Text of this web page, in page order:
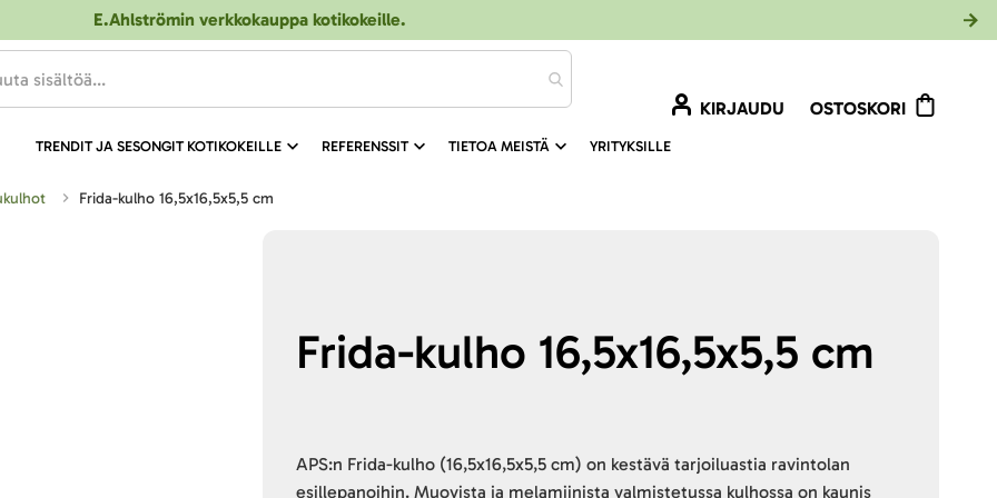
E.Ahlströmin verkkokauppa kotikokeille.
KIRJAUDU
OSTOSKORI
TRENDIT JA SESONGIT KOTIKOKEILLE REFERENSSIT TIETOA MEISTÄ YRITYKSILLE
Frida-kulho 16,5x16,5x5,5 cm
Frida-kulho 16,5x16,5x5,5 cm
APS:n Frida-kulho (16,5x16,5x5,5 cm) on kestävä tarjoiluastia ravintolan
esillepanoihin. Muovista ja melamiinista valmistetussa kulhossa on kaunis